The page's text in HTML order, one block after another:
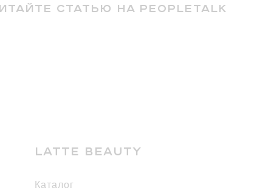
статью на Peopletalk
LATTE BEAUTY
каталог